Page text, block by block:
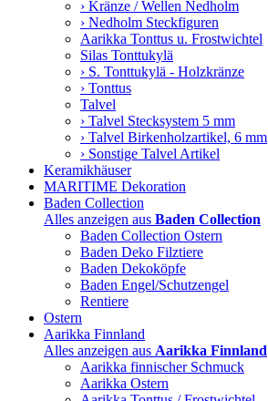
› Kränze / Wellen Nedholm
› Nedholm Steckfiguren
Aarikka Tonttus u. Frostwichtel
Silas Tonttukylä
› S. Tonttukylä - Holzkränze
› Tonttus
Talvel
› Talvel Stecksystem 5 mm
› Talvel Birkenholzartikel, 6 mm
› Sonstige Talvel Artikel
Keramikhäuser
MARITIME Dekoration
Baden Collection
Alles anzeigen aus Baden Collection
Baden Collection Ostern
Baden Deko Filztiere
Baden Dekoköpfe
Baden Engel/Schutzengel
Rentiere
Ostern
Aarikka Finnland
Alles anzeigen aus Aarikka Finnland
Aarikka finnischer Schmuck
Aarikka Ostern